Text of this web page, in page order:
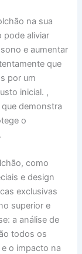
na sua
pode aliviar
e aumentar
que
por um
inicial. ,
demonstra
o
como
e design
exclusivas
superior e
a análise de
todos os
o impacto na